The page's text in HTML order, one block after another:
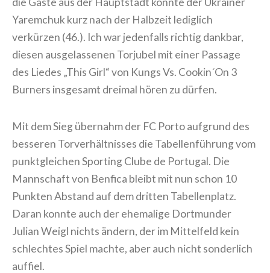
Yaremchuk kurz nach der Halbzeit lediglich
verkürzen (46.). Ich war jedenfalls richtig dankbar,
diesen ausgelassenen Torjubel mit einer Passage
des Liedes „This Girl“ von Kungs Vs. Cookin´On 3
Burners insgesamt dreimal hören zu dürfen.
Mit dem Sieg übernahm der FC Porto aufgrund des
besseren Torverhältnisses die Tabellenführung vom
punktgleichen Sporting Clube de Portugal. Die
Mannschaft von Benfica bleibt mit nun schon 10
Punkten Abstand auf dem dritten Tabellenplatz.
Daran konnte auch der ehemalige Dortmunder
Julian Weigl nichts ändern, der im Mittelfeld kein
schlechtes Spiel machte, aber auch nicht sonderlich
auffiel.